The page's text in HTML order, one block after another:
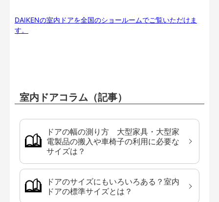
DAIKENの室内ドアを全国のショールームでご覧いただけま
す。
室内ドアコラム（記事）
ドアの幅の測り方 大型家具・大型家
電製品の搬入や車椅子の利用に必要な
サイズは？
ドアのサイズにもいろいろある？室内
ドアの標準サイズとは？